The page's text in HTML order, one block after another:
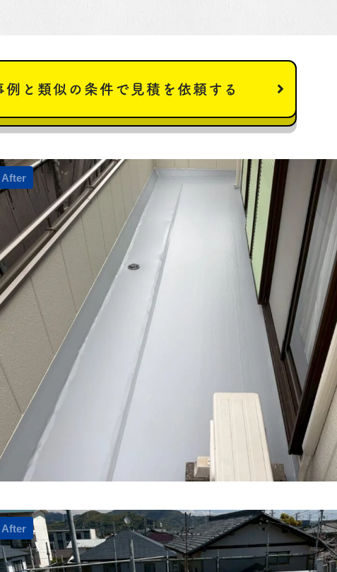
例と類似の条件で見積を依頼する
After
After